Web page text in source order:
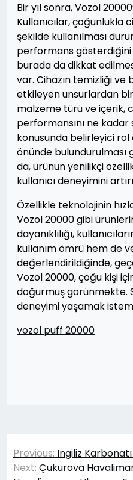
Bir yıl sonra, Vozol
Kullanıcılar, çoğunlukla
şekilde kullanılması
performans
burada da dikkat
var. Cihazın temizliği ve
etkileyen unsurlardan
malzeme türü ve içerik,
performansını ne
konusunda belirleyici rol
önünde
da, ürünün yenilikçi
kullanıcı deneyimini
Özellikle teknolojinin
Vozol 20000 gibi
dayanıklılığı,
kullanım ömrü hem de
değerlendirildiğinde,
Vozol 20000, çoğu kişi
doğurmuş görünmekte.
deneyimi yaşamak
vozol puff 20000
Yazı
gezinmesi
Previous: Ingiliz Karbonatı
Next: Çukurova